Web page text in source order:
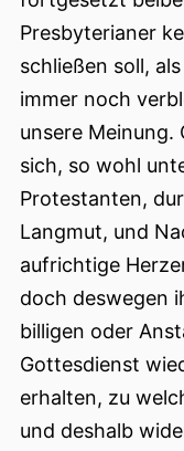
Presbyterianer
schließen soll,
immer noch
unsere Meinung.
sich, so wohl
Protestanten,
Langmut, und
aufrichtige
doch deswegen
billigen oder
Gottesdienst
erhalten, zu
und deshalb